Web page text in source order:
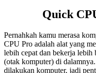
Quick
Pernahkah kamu merasa
CPU Pro adalah alat yang
lebih cepat dan bekerja
(otak komputer) di
dilakukan komputer, jadi